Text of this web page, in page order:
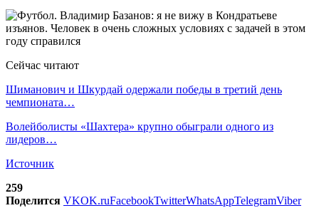
Сейчас читают
Шиманович и Шкурдай одержали победы в третий день
чемпионата…
Волейболисты «Шахтера» крупно обыграли одного из
лидеров…
Источник
259
Поделится VKOK.ruFacebookTwitterWhatsAppTelegramViber